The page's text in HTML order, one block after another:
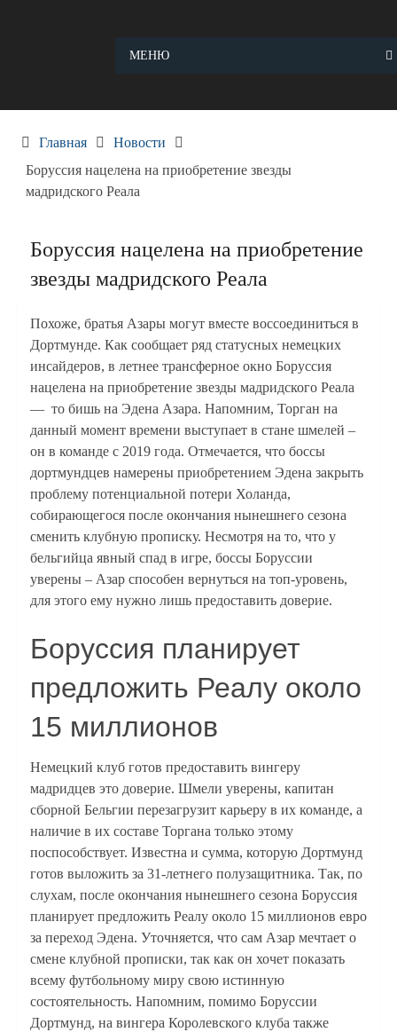
МЕНЮ
Главная
Новости
Боруссия нацелена на приобретение звезды
мадридского Реала
Боруссия нацелена на приобретение
звезды мадридского Реала
Похоже, братья Азары могут вместе воссоединиться в
Дортмунде. Как сообщает ряд статусных немецких
инсайдеров, в летнее трансферное окно Боруссия
нацелена на приобретение звезды мадридского Реала
— то бишь на Эдена Азара. Напомним, Торган на
данный момент времени выступает в стане шмелей –
он в команде с 2019 года. Отмечается, что боссы
дортмундцев намерены приобретением Эдена закрыть
проблему потенциальной потери Холанда,
собирающегося после окончания нынешнего сезона
сменить клубную прописку. Несмотря на то, что у
бельгийца явный спад в игре, боссы Боруссии
уверены – Азар способен вернуться на топ-уровень,
для этого ему нужно лишь предоставить доверие.
Боруссия планирует
предложить Реалу около
15 миллионов
Немецкий клуб готов предоставить вингеру
мадридцев это доверие. Шмели уверены, капитан
сборной Бельгии перезагрузит карьеру в их команде, а
наличие в их составе Торгана только этому
поспособствует. Известна и сумма, которую Дортмунд
готов выложить за 31-летнего полузащитника. Так, по
слухам, после окончания нынешнего сезона Боруссия
планирует предложить Реалу около 15 миллионов евро
за переход Эдена. Уточняется, что сам Азар мечтает о
смене клубной прописки, так как он хочет показать
всему футбольному миру свою истинную
состоятельность. Напомним, помимо Боруссии
Дортмунд, на вингера Королевского клуба также